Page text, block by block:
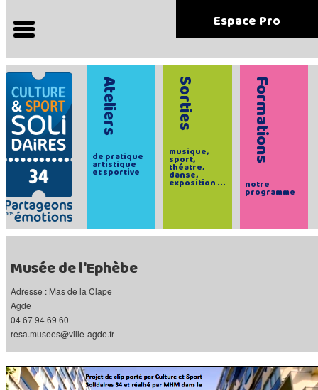
Espace Pro
Ateliers
de pratique
artistique
et sportive
Sorties
musique,
sport,
théatre,
danse,
exposition ...
Formations
notre
programme
Musée de l'Ephèbe
Adresse : Mas de la Clape
Agde
04 67 94 69 60
resa.musees@ville-agde.fr